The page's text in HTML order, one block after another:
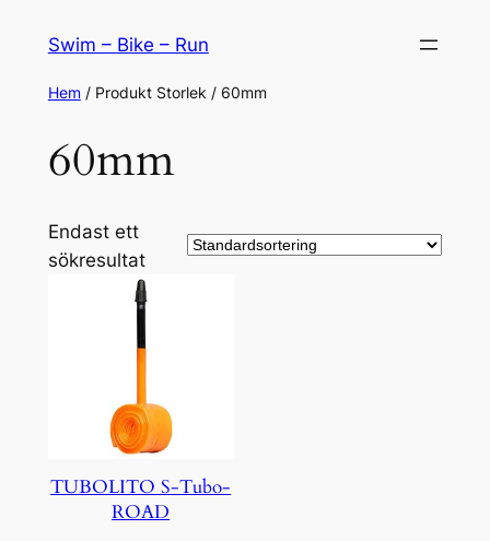
Swim – Bike – Run
Hem/ Produkt Storlek / 60mm
60mm
Endast ett
sökresultat
TUBOLITO S-Tubo-
ROAD